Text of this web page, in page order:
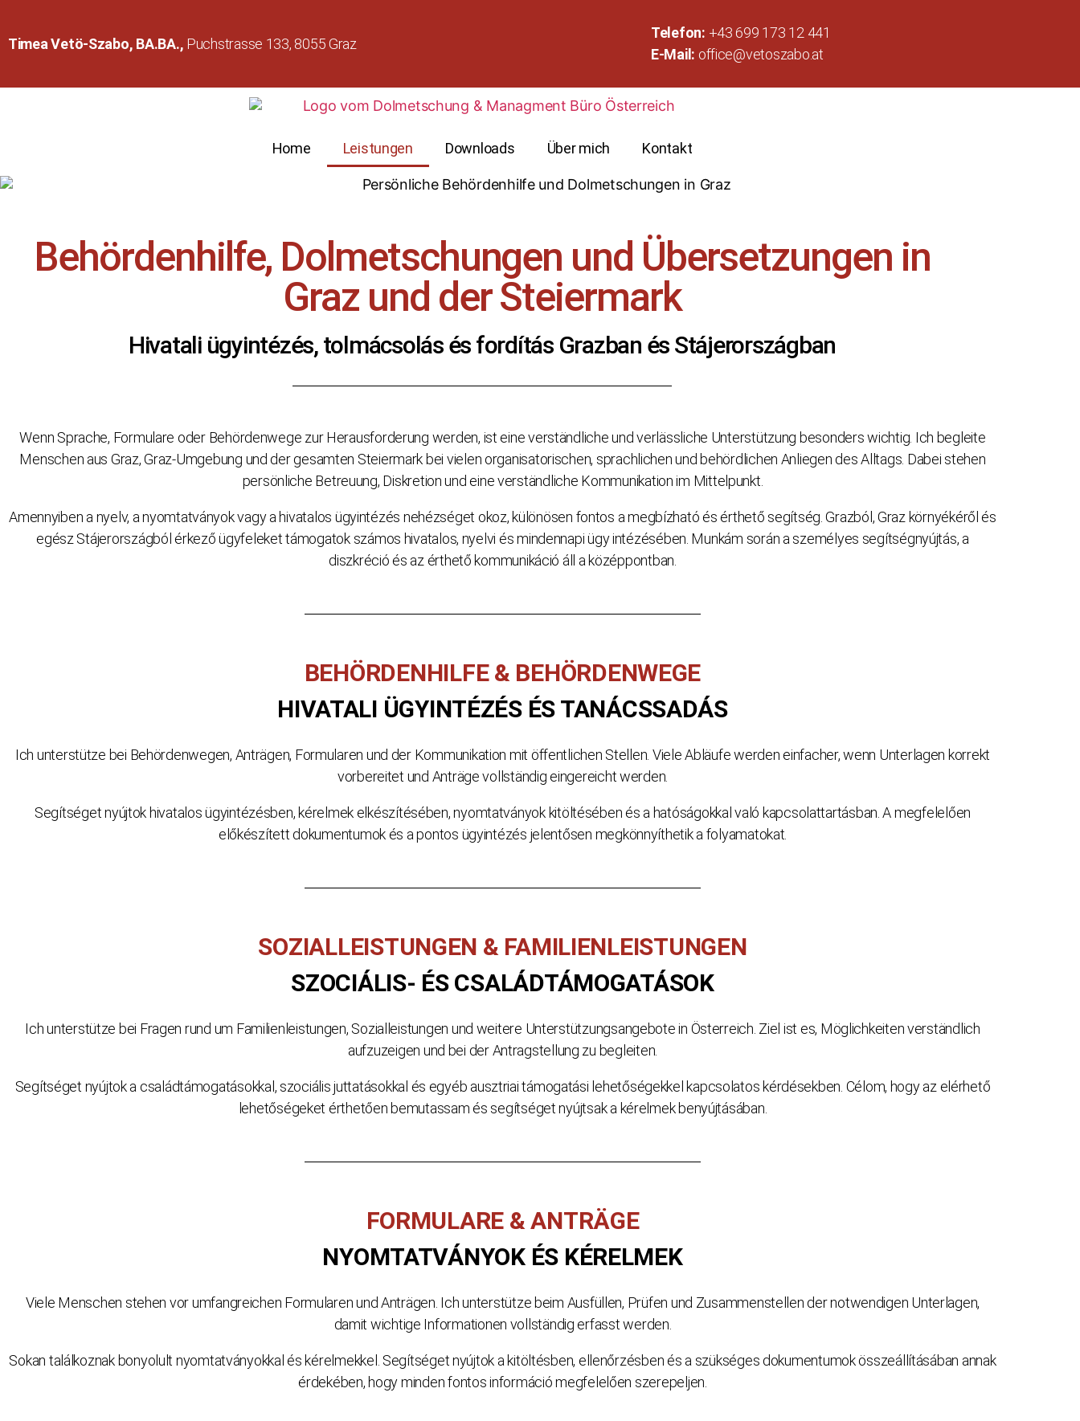
Timea Vetö-Szabo, BA.BA., Puchstrasse 133, 8055 Graz
Telefon: +43 699 173 12 441
E-Mail: office@vetoszabo.at
Home Leistungen Downloads Über mich Kontakt
Behördenhilfe, Dolmetschungen und Übersetzungen in
Graz und der Steiermark
Hivatali ügyintézés, tolmácsolás és fordítás Grazban és Stájerországban
Wenn Sprache, Formulare oder Behördenwege zur Herausforderung werden, ist eine verständliche und verlässliche Unterstützung besonders wichtig. Ich begleite
Menschen aus Graz, Graz-Umgebung und der gesamten Steiermark bei vielen organisatorischen, sprachlichen und behördlichen Anliegen des Alltags. Dabei stehen
persönliche Betreuung, Diskretion und eine verständliche Kommunikation im Mittelpunkt.
Amennyiben a nyelv, a nyomtatványok vagy a hivatalos ügyintézés nehézséget okoz, különösen fontos a megbízható és érthető segítség. Grazból, Graz környékéről és
egész Stájerországból érkező ügyfeleket támogatok számos hivatalos, nyelvi és mindennapi ügy intézésében. Munkám során a személyes segítségnyújtás, a
diszkréció és az érthető kommunikáció áll a középpontban.
BEHÖRDENHILFE & BEHÖRDENWEGE
HIVATALI ÜGYINTÉZÉS ÉS TANÁCSSADÁS
Ich unterstütze bei Behördenwegen, Anträgen, Formularen und der Kommunikation mit öffentlichen Stellen. Viele Abläufe werden einfacher, wenn Unterlagen korrekt
vorbereitet und Anträge vollständig eingereicht werden.
Segítséget nyújtok hivatalos ügyintézésben, kérelmek elkészítésében, nyomtatványok kitöltésében és a hatóságokkal való kapcsolattartásban. A megfelelően
előkészített dokumentumok és a pontos ügyintézés jelentősen megkönnyíthetik a folyamatokat.
SOZIALLEISTUNGEN & FAMILIENLEISTUNGEN
SZOCIÁLIS- ÉS CSALÁDTÁMOGATÁSOK
Ich unterstütze bei Fragen rund um Familienleistungen, Sozialleistungen und weitere Unterstützungsangebote in Österreich. Ziel ist es, Möglichkeiten verständlich
aufzuzeigen und bei der Antragstellung zu begleiten.
Segítséget nyújtok a családtámogatásokkal, szociális juttatásokkal és egyéb ausztriai támogatási lehetőségekkel kapcsolatos kérdésekben. Célom, hogy az elérhető
lehetőségeket érthetően bemutassam és segítséget nyújtsak a kérelmek benyújtásában.
FORMULARE & ANTRÄGE
NYOMTATVÁNYOK ÉS KÉRELMEK
Viele Menschen stehen vor umfangreichen Formularen und Anträgen. Ich unterstütze beim Ausfüllen, Prüfen und Zusammenstellen der notwendigen Unterlagen,
damit wichtige Informationen vollständig erfasst werden.
Sokan találkoznak bonyolult nyomtatványokkal és kérelmekkel. Segítséget nyújtok a kitöltésben, ellenőrzésben és a szükséges dokumentumok összeállításában annak
érdekében, hogy minden fontos információ megfelelően szerepeljen.